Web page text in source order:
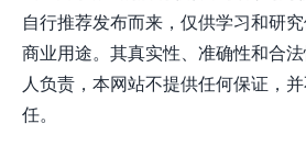
自行推荐发布而来，仅供学习和研
商业用途。其真实性、准确性和合
人负责，本网站不提供任何保证，
任。